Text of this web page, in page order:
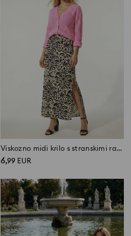
Viskozno midi krilo s stranskimi razporki
6,99 EUR